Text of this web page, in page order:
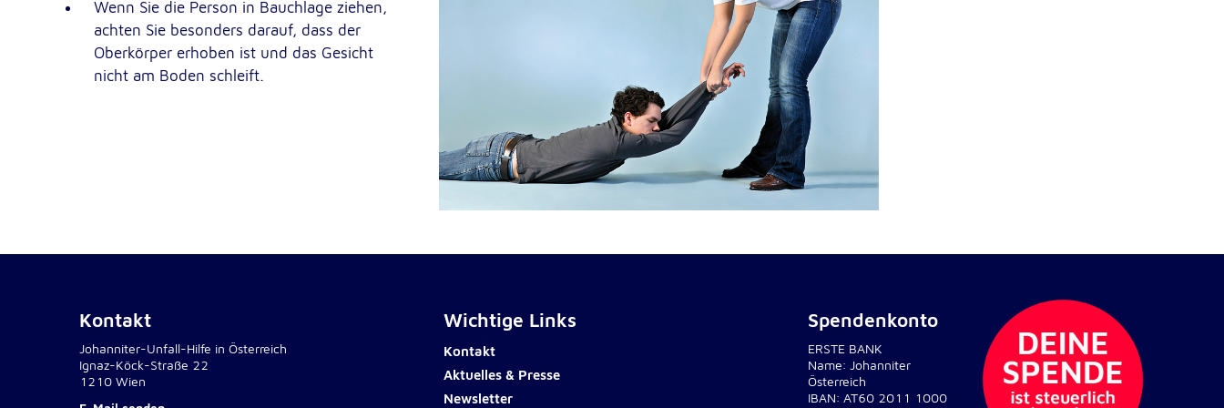
Wenn Sie die Person in Bauchlage ziehen,
achten Sie besonders darauf, dass der
Oberkörper erhoben ist und das Gesicht
nicht am Boden schleift.
Kontakt
Johanniter-Unfall-Hilfe in Österreich
Ignaz-Köck-Straße 22
1210 Wien
Wichtige Links
Kontakt
Aktuelles & Presse
Newsletter
Spendenkonto
ERSTE BANK
Name: Johanniter
Österreich
IBAN: AT60 2011 1000
Anbieter: Google LLC